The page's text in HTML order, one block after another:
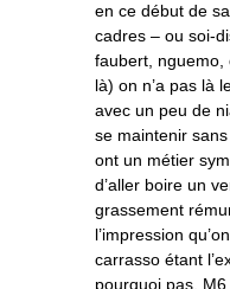
en ce début de
cadres – ou soi-
faubert, nguemo,
là) on n’a pas là
avec un peu de
se maintenir
ont un métier
d’aller boire un
grassement
l’impression
carrasso étant
pourquoi pas, M6